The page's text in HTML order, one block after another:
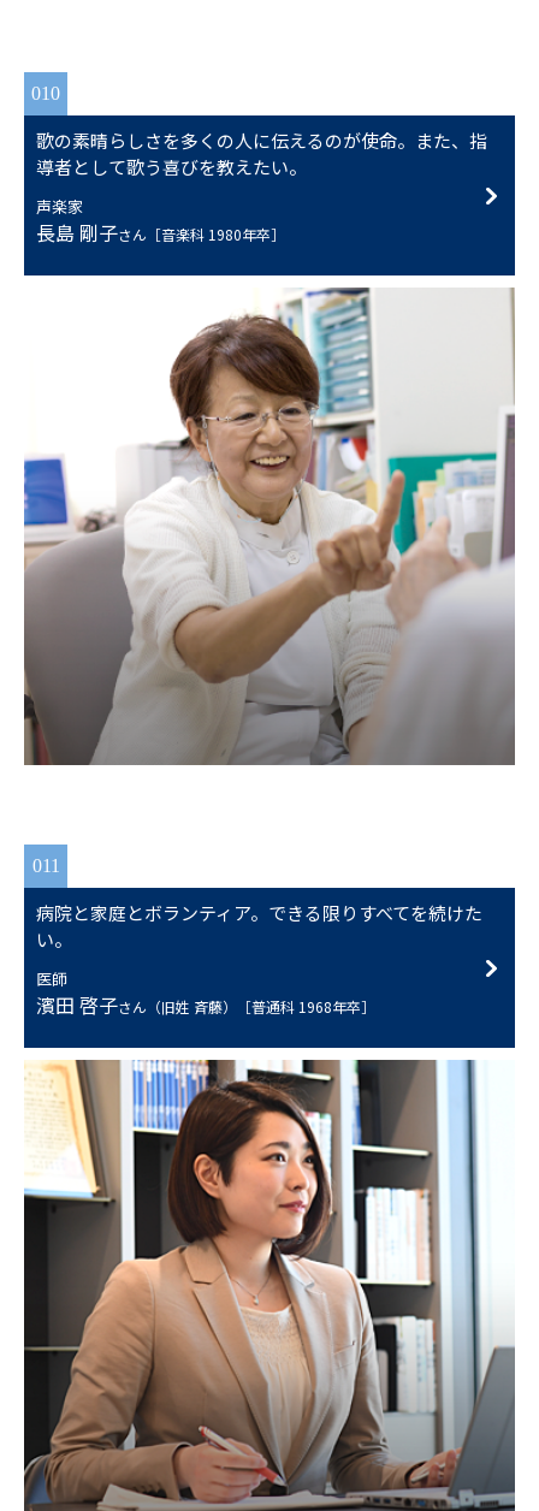
010
歌の素晴らしさを多くの人に伝えるのが使命。また、指
導者として歌う喜びを教えたい。
声楽家
長島 剛子さん［音楽科 1980年卒］
011
病院と家庭とボランティア。できる限りすべてを続けた
い。
医師
濱田 啓子さん（旧姓 斉藤）［普通科 1968年卒］